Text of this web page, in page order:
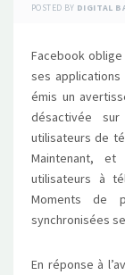
POSTED BY DIGITAL
Facebook
ses
émis un
désactivée
utilisateurs de
Maintenant,
utilisateurs à
Moments de
synchronisées
En réponse à